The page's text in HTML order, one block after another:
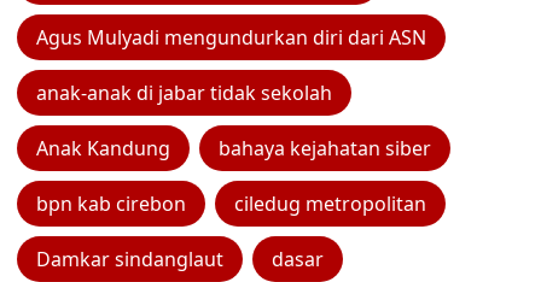
Agus Mulyadi mengundurkan diri dari ASN
anak-anak di jabar tidak sekolah
Anak Kandung bahaya kejahatan siber
bpn kab cirebon ciledug metropolitan
Damkar sindanglaut dasar